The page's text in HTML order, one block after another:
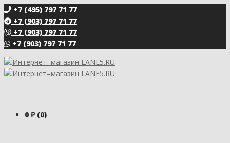
+7 (495) 797 71 77
+7 (903) 797 71 77
+7 (903) 797 71 77
+7 (903) 797 71 77
0 ₽(0)